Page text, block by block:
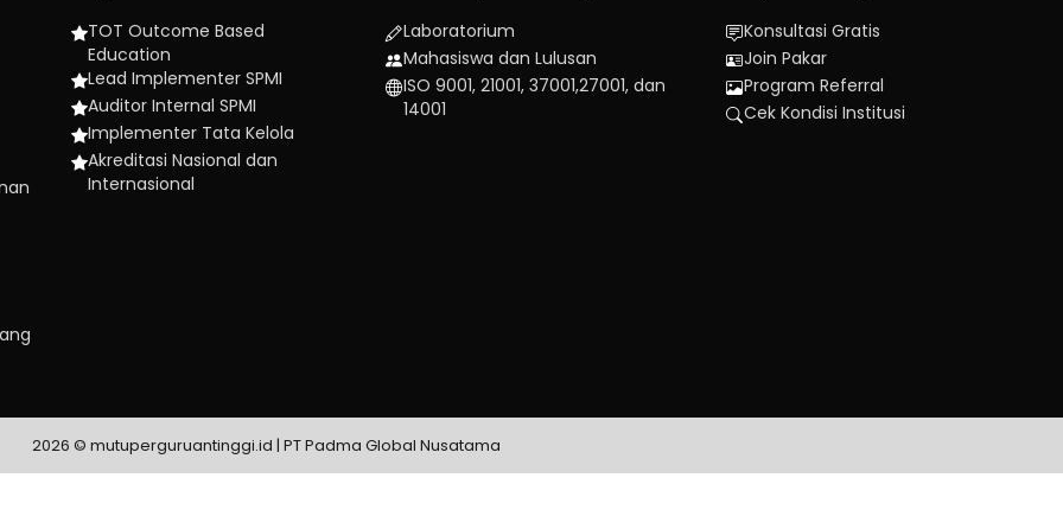
TOT Outcome Based
Education
Lead Implementer SPMI
Auditor Internal SPMI
Implementer Tata Kelola
Akreditasi Nasional dan
Internasional
Laboratorium
Mahasiswa dan Lulusan
ISO 9001, 21001, 37001,27001, dan
14001
Konsultasi Gratis
Join Pakar
Program Referral
Cek Kondisi Institusi
2026 © mutuperguruantinggi.id | PT Padma Global Nusatama